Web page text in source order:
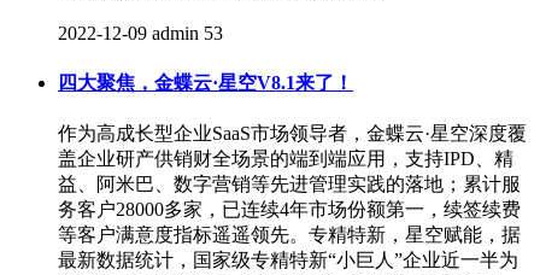
2022-12-09 admin 53
四大聚焦，金蝶云·星空V8.1来了！
作为高成长型企业SaaS市场领导者，金蝶云·星空深度覆
盖企业研产供销财全场景的端到端应用，支持IPD、精
益、阿米巴、数字营销等先进管理实践的落地；累计服
务客户28000多家，已连续4年市场份额第一，续签续费
等客户满意度指标遥遥领先。专精特新，星空赋能，据
最新数据统计，国家级专精特新“小巨人”企业近一半为